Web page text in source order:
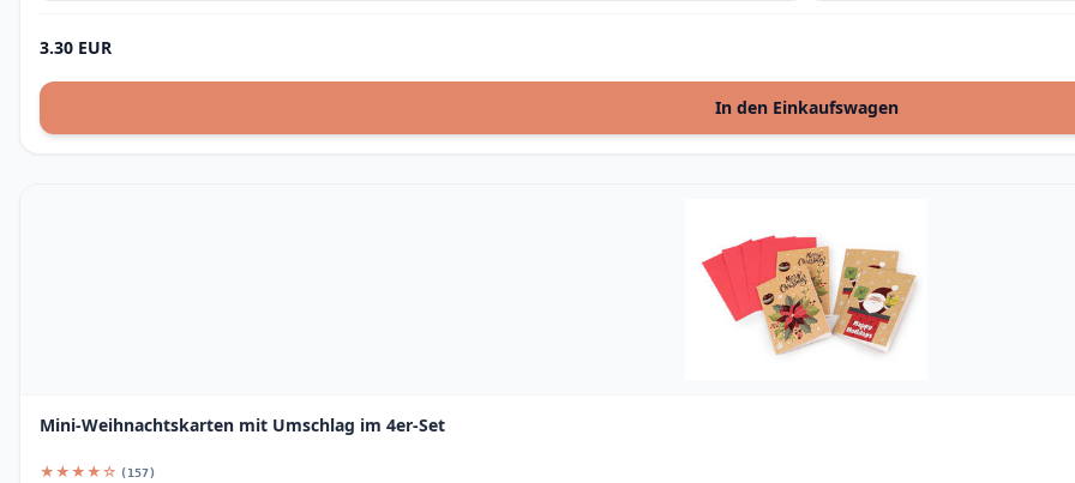
3.30 EUR
In den Einkaufswagen
Mini-Weihnachtskarten mit Umschlag im 4er-Set
★★★★☆ (157)